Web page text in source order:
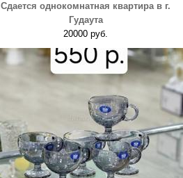
Сдается однокомнатная квартира в г.
Гудаута
20000 руб.